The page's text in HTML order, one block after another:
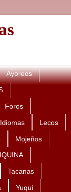
Ayoreos
Foros
Idiomas Lecos
Mojeños
Tacanas
Yuqui